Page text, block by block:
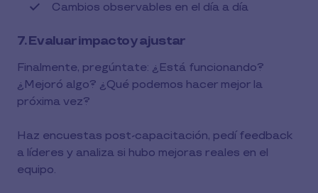
Cambios observables en el día a día
7. Evaluar impacto y ajustar
Finalmente, pregúntate: ¿Está funcionando?
¿Mejoró algo? ¿Qué podemos hacer mejor la
próxima vez?
Haz encuestas post-capacitación, pedí feedback
a líderes y analiza si hubo mejoras reales en el
equipo.